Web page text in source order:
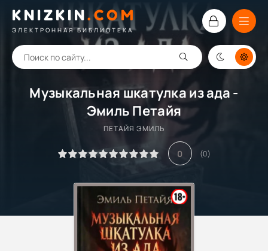
KNIZKIN.COM
ЭЛЕКТРОННАЯ БИБЛИОТЕКА
Музыкальная шкатулка из ада -
Эмиль Петайя
ПЕТАЙЯ ЭМИЛЬ
0 (0)